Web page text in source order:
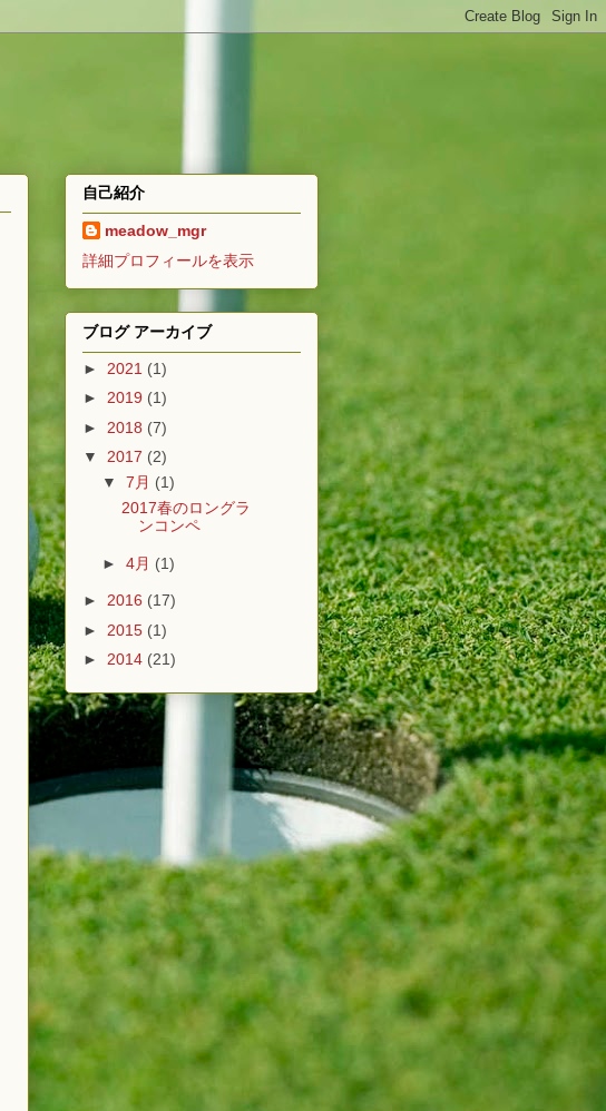
自己紹介
meadow_mgr
詳細プロフィールを表示
ブログ アーカイブ
► 2021 (1)
► 2019 (1)
► 2018 (7)
▼ 2017 (2)
▼ 7月 (1)
2017春のロングラ
ンコンペ
► 4月 (1)
► 2016 (17)
► 2015 (1)
► 2014 (21)